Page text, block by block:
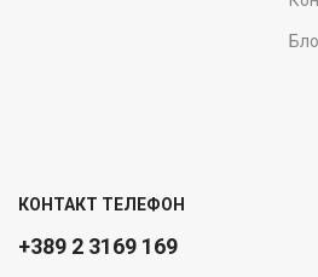
КОНТАКТ ТЕЛЕФОН
+389 2 3169 169